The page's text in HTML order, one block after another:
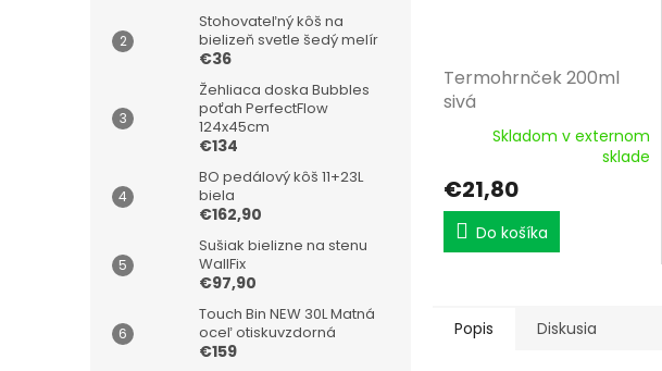
Stohovateľný kôš na
bielizeň svetle šedý melír
€36
Žehliaca doska Bubbles
poťah PerfectFlow
124x45cm
€134
BO pedálový kôš 11+23L
biela
€162,90
Sušiak bielizne na stenu
WallFix
€97,90
Touch Bin NEW 30L Matná
oceľ otiskuvzdorná
€159
Termohrnček 200ml
sivá
Skladom v externom
sklade
€21,80
Do košíka
Popis Diskusia